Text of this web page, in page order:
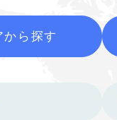
から 探す